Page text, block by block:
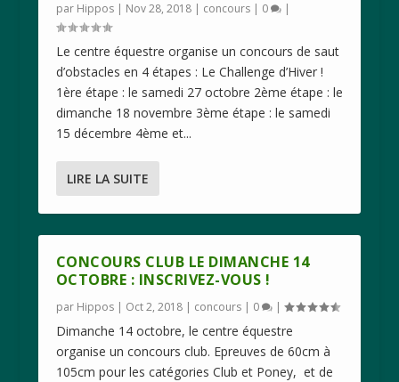
par Hippos| Nov 28, 2018| concours| 0 |
Le centre équestre organise un concours de saut
d’obstacles en 4 étapes : Le Challenge d’Hiver !
1ère étape : le samedi 27 octobre 2ème étape : le
dimanche 18 novembre 3ème étape : le samedi
15 décembre 4ème et...
LIRE LA SUITE
CONCOURS CLUB LE DIMANCHE 14
OCTOBRE : INSCRIVEZ-VOUS !
par Hippos| Oct 2, 2018| concours| 0 |
Dimanche 14 octobre, le centre équestre
organise un concours club. Epreuves de 60cm à
105cm pour les catégories Club et Poney, et de